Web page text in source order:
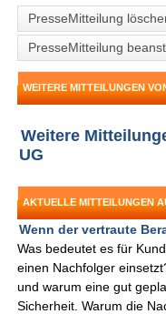
PresseMitteilung
PresseMitteilung
WEITERE MITTEILUNGEN
Weitere
UG
AKTUELLE MITTEILUNGEN
Wenn der vertraute
Was bedeutet es für
einen Nachfolger
und warum eine gut
Sicherheit. Warum die